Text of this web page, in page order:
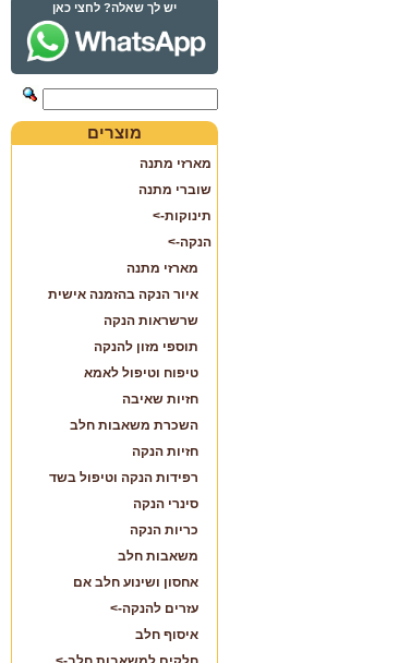
יש לך שאלה? לחצי כאן
מוצרים
מארזי מתנה
שוברי מתנה
תינוקות->
הנקה->
מארזי מתנה
איור הנקה בהזמנה אישית
שרשראות הנקה
תוספי מזון להנקה
טיפוח וטיפול לאמא
חזיות שאיבה
השכרת משאבות חלב
חזיות הנקה
רפידות הנקה וטיפול בשד
סינרי הנקה
כריות הנקה
משאבות חלב
אחסון ושינוע חלב אם
עזרים להנקה->
איסוף חלב